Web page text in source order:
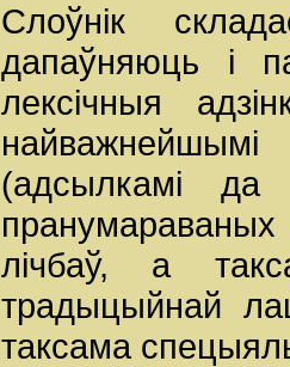
Слоўнік
дапаўняюць і
лексічныя
(адсылкамі да
лічбаў, а
традыцыйнай
таксама